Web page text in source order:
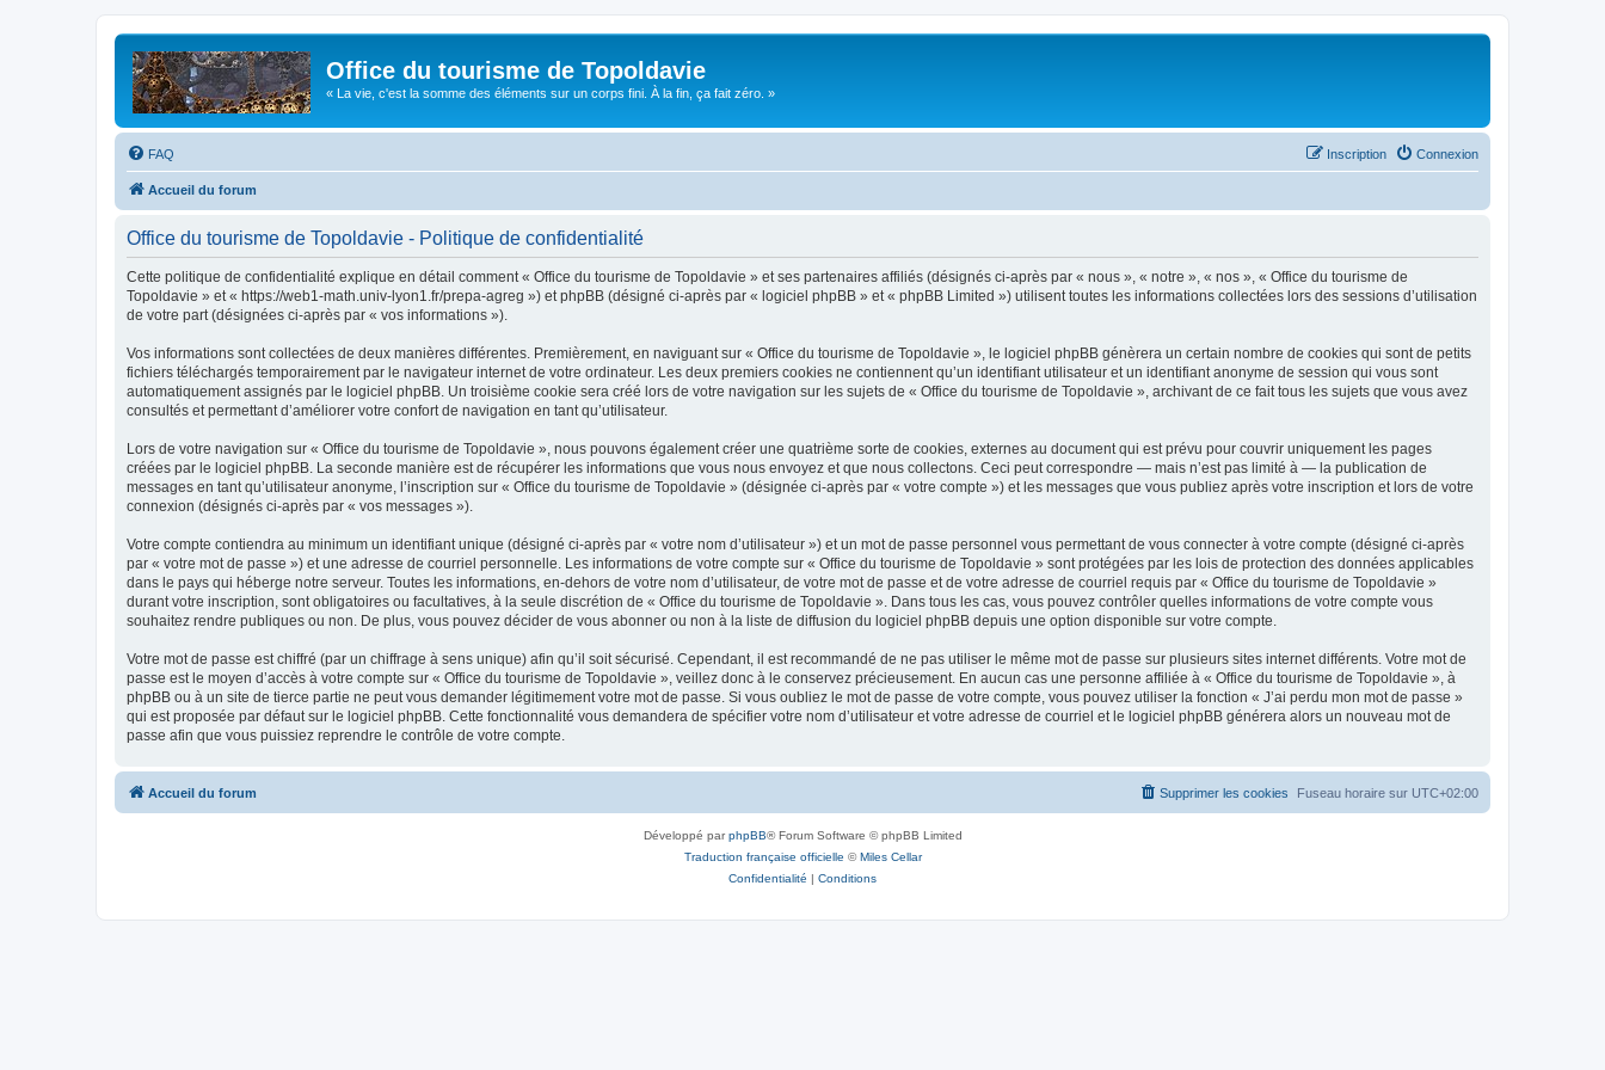
Office du tourisme de Topoldavie
« La vie, c'est la somme des éléments sur un corps fini. À la fin, ça fait zéro. »
FAQ Connexion
Inscription
Accueil du forum
Office du tourisme de Topoldavie - Politique de confidentialité
Cette politique de confidentialité explique en détail comment « Office du tourisme de Topoldavie » et ses partenaires affiliés (désignés ci-après par « nous », « notre », « nos », « Office du tourisme de
Topoldavie » et « https://web1-math.univ-lyon1.fr/prepa-agreg ») et phpBB (désigné ci-après par « logiciel phpBB » et « phpBB Limited ») utilisent toutes les informations collectées lors des sessions d’utilisation
de votre part (désignées ci-après par « vos informations »).
Vos informations sont collectées de deux manières différentes. Premièrement, en naviguant sur « Office du tourisme de Topoldavie », le logiciel phpBB génèrera un certain nombre de cookies qui sont de petits
fichiers téléchargés temporairement par le navigateur internet de votre ordinateur. Les deux premiers cookies ne contiennent qu’un identifiant utilisateur et un identifiant anonyme de session qui vous sont
automatiquement assignés par le logiciel phpBB. Un troisième cookie sera créé lors de votre navigation sur les sujets de « Office du tourisme de Topoldavie », archivant de ce fait tous les sujets que vous avez
consultés et permettant d’améliorer votre confort de navigation en tant qu’utilisateur.
Lors de votre navigation sur « Office du tourisme de Topoldavie », nous pouvons également créer une quatrième sorte de cookies, externes au document qui est prévu pour couvrir uniquement les pages
créées par le logiciel phpBB. La seconde manière est de récupérer les informations que vous nous envoyez et que nous collectons. Ceci peut correspondre — mais n’est pas limité à — la publication de
messages en tant qu’utilisateur anonyme, l’inscription sur « Office du tourisme de Topoldavie » (désignée ci-après par « votre compte ») et les messages que vous publiez après votre inscription et lors de votre
connexion (désignés ci-après par « vos messages »).
Votre compte contiendra au minimum un identifiant unique (désigné ci-après par « votre nom d’utilisateur ») et un mot de passe personnel vous permettant de vous connecter à votre compte (désigné ci-après
par « votre mot de passe ») et une adresse de courriel personnelle. Les informations de votre compte sur « Office du tourisme de Topoldavie » sont protégées par les lois de protection des données applicables
dans le pays qui héberge notre serveur. Toutes les informations, en-dehors de votre nom d’utilisateur, de votre mot de passe et de votre adresse de courriel requis par « Office du tourisme de Topoldavie »
durant votre inscription, sont obligatoires ou facultatives, à la seule discrétion de « Office du tourisme de Topoldavie ». Dans tous les cas, vous pouvez contrôler quelles informations de votre compte vous
souhaitez rendre publiques ou non. De plus, vous pouvez décider de vous abonner ou non à la liste de diffusion du logiciel phpBB depuis une option disponible sur votre compte.
Votre mot de passe est chiffré (par un chiffrage à sens unique) afin qu’il soit sécurisé. Cependant, il est recommandé de ne pas utiliser le même mot de passe sur plusieurs sites internet différents. Votre mot de
passe est le moyen d’accès à votre compte sur « Office du tourisme de Topoldavie », veillez donc à le conservez précieusement. En aucun cas une personne affiliée à « Office du tourisme de Topoldavie », à
phpBB ou à un site de tierce partie ne peut vous demander légitimement votre mot de passe. Si vous oubliez le mot de passe de votre compte, vous pouvez utiliser la fonction « J’ai perdu mon mot de passe »
qui est proposée par défaut sur le logiciel phpBB. Cette fonctionnalité vous demandera de spécifier votre nom d’utilisateur et votre adresse de courriel et le logiciel phpBB générera alors un nouveau mot de
passe afin que vous puissiez reprendre le contrôle de votre compte.
Accueil du forum Fuseau horaire sur UTC+02:00
Supprimer les cookies
Développé parphpBB® Forum Software © phpBB Limited
Traduction française officielle ©Miles Cellar
Confidentialité | Conditions